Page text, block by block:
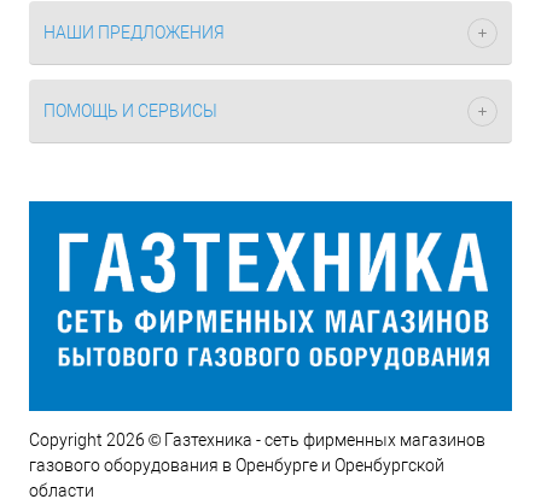
НАШИ ПРЕДЛОЖЕНИЯ
ПОМОЩЬ И СЕРВИСЫ
Copyright 2026 © Газтехника - сеть фирменных магазинов
газового оборудования в Оренбурге и Оренбургской
области